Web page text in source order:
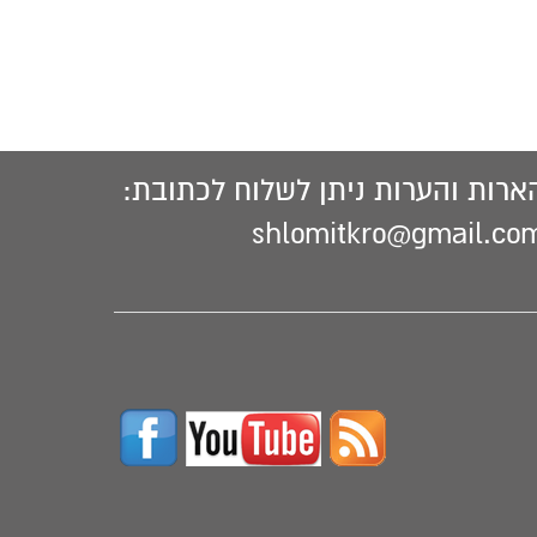
והערות ניתן לשלוח לכתובת: